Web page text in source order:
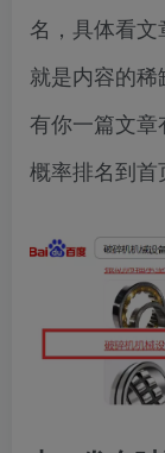
名，具体看
就是内容的
有你一篇文
概率排名到首